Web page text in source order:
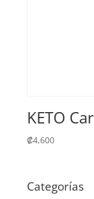
KETO
₡4,600
Categorías